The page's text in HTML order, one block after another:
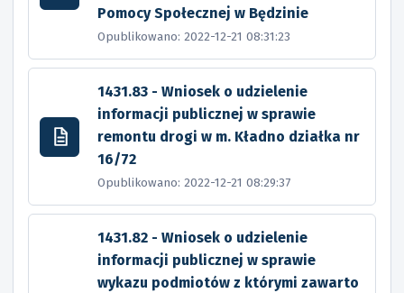
Pomocy Społecznej w Będzinie
Opublikowano: 2022-12-21 08:31:23
1431.83 - Wniosek o udzielenie
informacji publicznej w sprawie
remontu drogi w m. Kładno działka nr
16/72
Opublikowano: 2022-12-21 08:29:37
1431.82 - Wniosek o udzielenie
informacji publicznej w sprawie
wykazu podmiotów z którymi zawarto